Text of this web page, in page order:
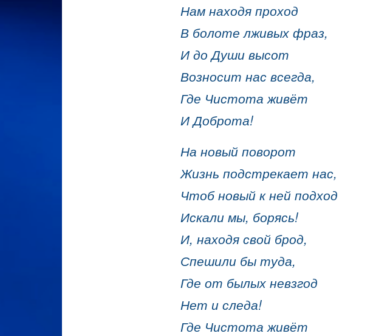
Нам находя проход
В болоте лживых фраз,
И до Души высот
Возносит нас всегда,
Где Чистота живёт
И Доброта!
На новый поворот
Жизнь подстрекает нас,
Чтоб новый к ней подход
Искали мы, борясь!
И, находя свой брод,
Спешили бы туда,
Где от былых невзгод
Нет и следа!
Где Чистота живёт